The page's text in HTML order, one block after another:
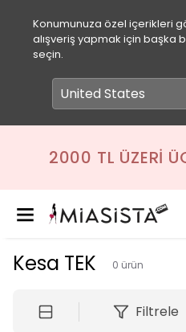
Konumunuza özel içerikleri
alışveriş yapmak için başka
seçin.
2000 TL ÜZERI
Kesa TEK 0 ürün
Filtrele